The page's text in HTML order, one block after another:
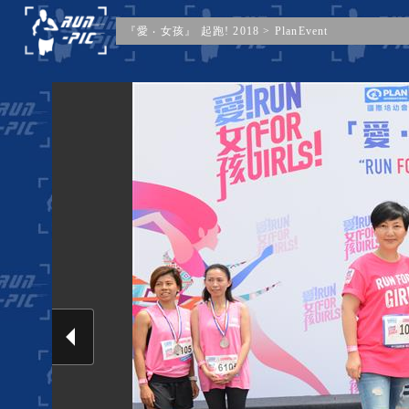
『愛 ‧ 女孩』 起跑! 2018 > PlanEvent